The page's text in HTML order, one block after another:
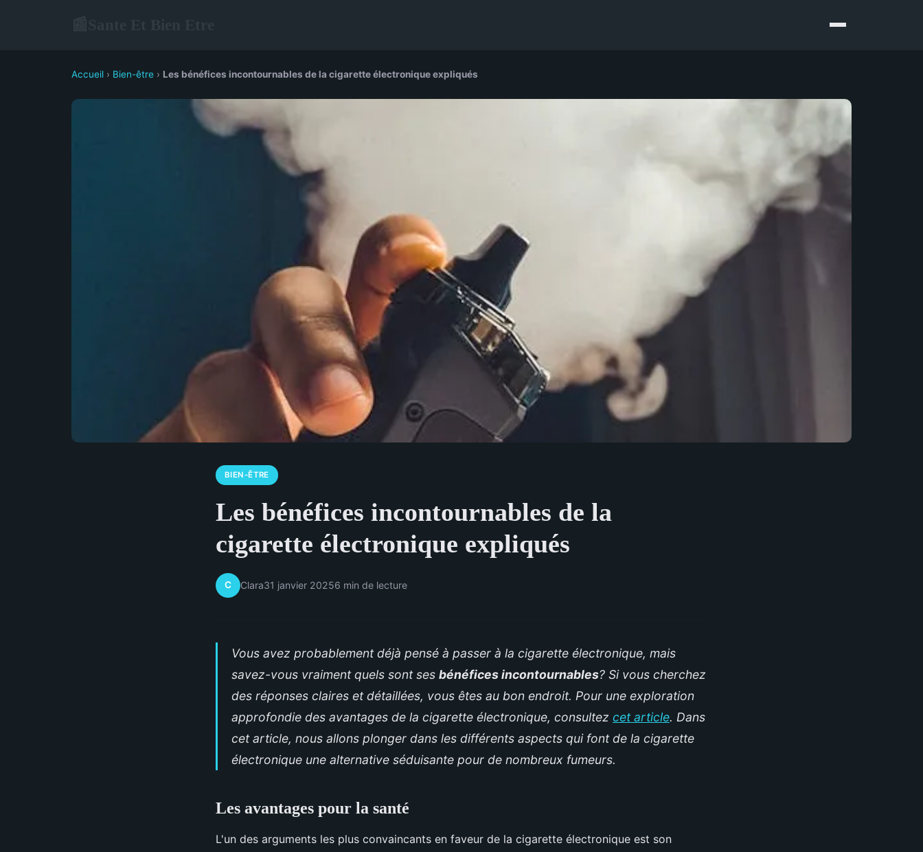
Accueil › Bien-être › Les bénéfices incontournables de la cigarette électronique expliqués
BIEN-ÊTRE
Les bénéfices incontournables de la
cigarette électronique expliqués
C Clara31 janvier 20256 min de lecture
Vous avez probablement déjà pensé à passer à la cigarette électronique, mais
savez-vous vraiment quels sont ses bénéfices incontournables? Si vous cherchez
des réponses claires et détaillées, vous êtes au bon endroit. Pour une exploration
approfondie des avantages de la cigarette électronique, consultez cet article. Dans
cet article, nous allons plonger dans les différents aspects qui font de la cigarette
électronique une alternative séduisante pour de nombreux fumeurs.
Les avantages pour la santé
L'un des arguments les plus convaincants en faveur de la cigarette électronique est son